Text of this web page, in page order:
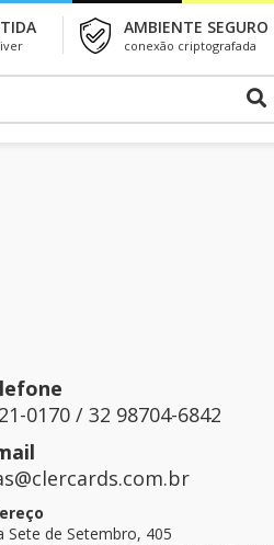
AMBIENTE SEGURO
conexão criptografada
0170 / 32 98704-6842
Sete de Setembro, 405